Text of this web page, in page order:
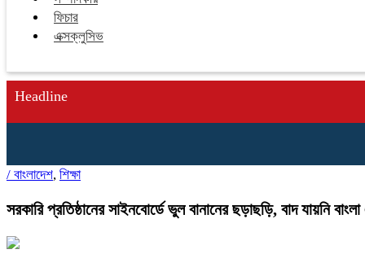
ফিচার
এক্সক্লুসিভ
Headline
/ বাংলাদেশ, শিক্ষা
সরকারি প্রতিষ্ঠানের সাইনবোর্ডে ভুল বানানের ছড়াছড়ি, বাদ যায়নি